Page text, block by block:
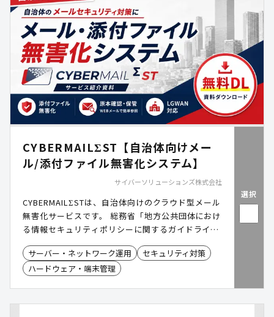
CYBERMAILΣST【自治体向けメー
ル/添付ファイル無害化システム】
サイバーソリューションズ株式会社
CYBERMAILΣSTは、自治体向けのクラウド型メール
無害化サービスです。 総務省「地方公共団体におけ
る情報セキュリティポリシーに関するガイドライ
ン」に準拠し、LGWAN環境における安全なメール
運用を低コストかつスピーディに実現します。 メー
ル本文・添付ファイルの無害化から原本保管・閲覧
サーバー・ネットワーク運用
セキュリティ対策
ハードウェア・端末管理
選択